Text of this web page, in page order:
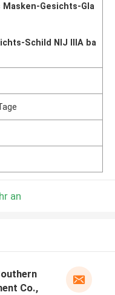
Gesichts-Gla
Schild NIJ IIIA ba
an
Co.,